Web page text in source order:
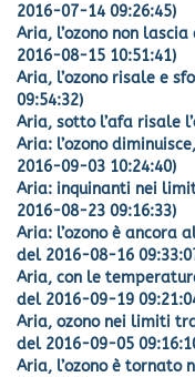
2016-07-14 09:26:45)
Aria, l’ozono non
2016-08-15 10:51:41)
Aria, l’ozono risale e
09:54:32)
Aria, sotto l’afa risale
Aria: l’ozono
2016-09-03 10:24:40)
Aria: inquinanti nei
2016-08-23 09:16:33)
Aria: l’ozono è ancora
del 2016-08-16
Aria, con le
del 2016-09-19
Aria, ozono nei limiti
del 2016-09-05
Aria, l’ozono è tornato